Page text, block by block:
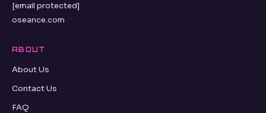
[email protected]
oseance.com
ABOUT
About Us
Contact Us
FAQ